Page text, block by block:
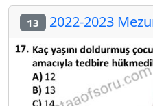
13 2022-2023